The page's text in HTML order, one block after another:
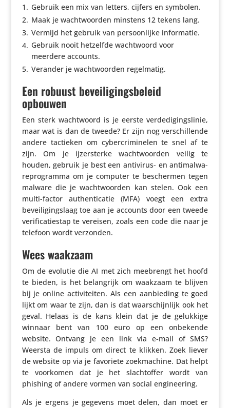
Gebruik een mix van letters, cijfers en symbolen.
Maak je wacht­woorden minstens 12 tekens lang.
Vermijd het gebruik van persoon­lijke informatie.
Gebruik nooit hetzelfde wacht­woord voor
meerdere accounts.
Verander je wacht­woorden regelmatig.
Een robuust beveiligingsbeleid
opbouwen
Een sterk wacht­woord is je eerste verde­di­gings­linie,
maar wat is dan de tweede? Er zijn nog verschil­lende
andere tactieken om cyber­cri­mi­nelen te snel af te
zijn. Om je ijzer­sterke wacht­woorden veilig te
houden, gebruik je best een antivirus- en anti­mal­wa­
re­pro­gramma om je computer te beschermen tegen
malware die je wacht­woorden kan stelen. Ook een
multi-factor authen­ti­catie (MFA) voegt een extra
bevei­li­gings­laag toe aan je accounts door een tweede
veri­fi­ca­tie­stap te vereisen, zoals een code die naar je
telefoon wordt verzonden.
Wees waakzaam
Om de evolutie die AI met zich meebrengt het hoofd
te bieden, is het belang­rijk om waakzaam te blijven
bij je online acti­vi­teiten. Als een aanbie­ding te goed
lijkt om waar te zijn, dan is dat waar­schijn­lijk ook het
geval. Helaas is de kans klein dat je de gelukkige
winnaar bent van 100 euro op een onbekende
website. Ontvang je een link via e‑mail of SMS?
Weersta de impuls om direct te klikken. Zoek liever
de website op via je favoriete zoek­ma­chine. Dat helpt
te voorkomen dat je het slacht­offer wordt van
phishing of andere vormen van social engineering.
Als je ergens je gegevens moet delen, dan moet er